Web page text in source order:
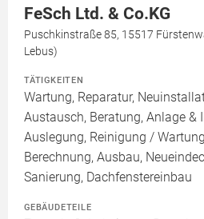
FeSch Ltd. & Co.KG
Puschkinstraße 85, 15517
Lebus)
TÄTIGKEITEN
Wartung, Reparatur,
Austausch, Beratung, Anlage
Auslegung, Reinigung /
Berechnung, Ausbau,
Sanierung, Dachfenstereinbau
GEBÄUDETEILE